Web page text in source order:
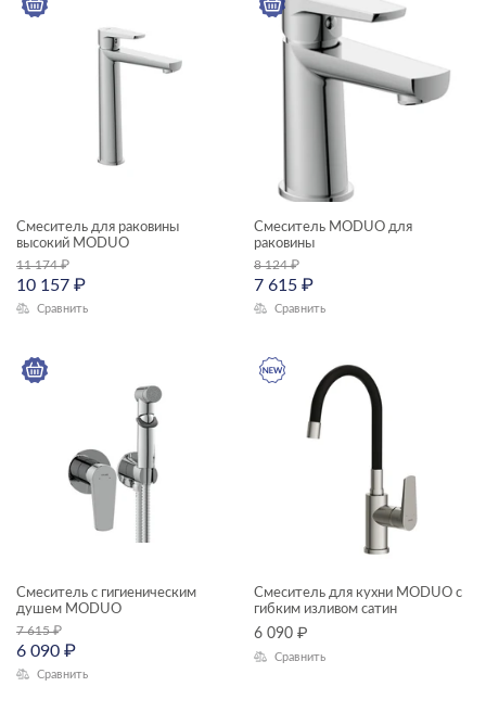
Смеситель для раковины
высокий MODUO
11 174₽
10 157 ₽
Сравнить
Смеситель MODUO для
раковины
8 124₽
7 615 ₽
Сравнить
Смеситель с гигиеническим
душем MODUO
7 615₽
6 090 ₽
Сравнить
Смеситель для кухни MODUO с
гибким изливом сатин
6 090 ₽
Сравнить